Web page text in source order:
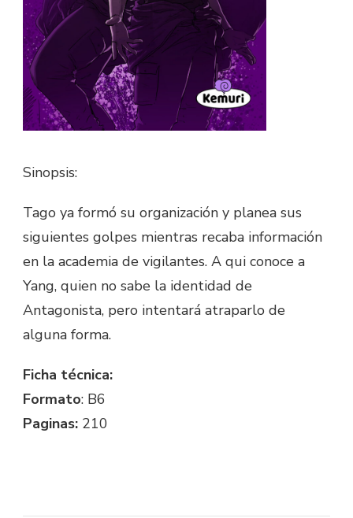
Sinopsis:
Tago ya formó su organización y planea sus
siguientes golpes mientras recaba información
en la academia de vigilantes. A qui conoce a
Yang, quien no sabe la identidad de
Antagonista, pero intentará atraparlo de
alguna forma.
Ficha técnica:
Formato: B6
Paginas: 210